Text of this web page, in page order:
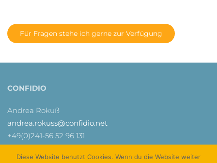
Für Fragen stehe ich gerne zur Verfügung
CONFIDIO
Andrea Rokuß
andrea.rokuss@confidio.net
+49(0)241-56 52 96 131
Diese Website benutzt Cookies. Wenn du die Website weiter